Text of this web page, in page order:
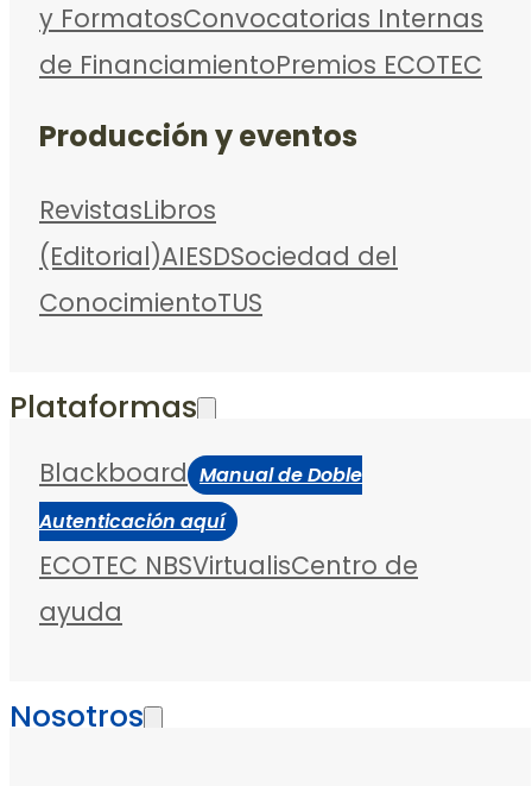
y FormatosConvocatorias Internas
de FinanciamientoPremios ECOTEC
Producción y eventos
RevistasLibros
(Editorial)AIESDSociedad del
ConocimientoTUS
Plataformas
Blackboard Manual de Doble
Autenticación aquí
ECOTEC NBSVirtualisCentro de
ayuda
Nosotros